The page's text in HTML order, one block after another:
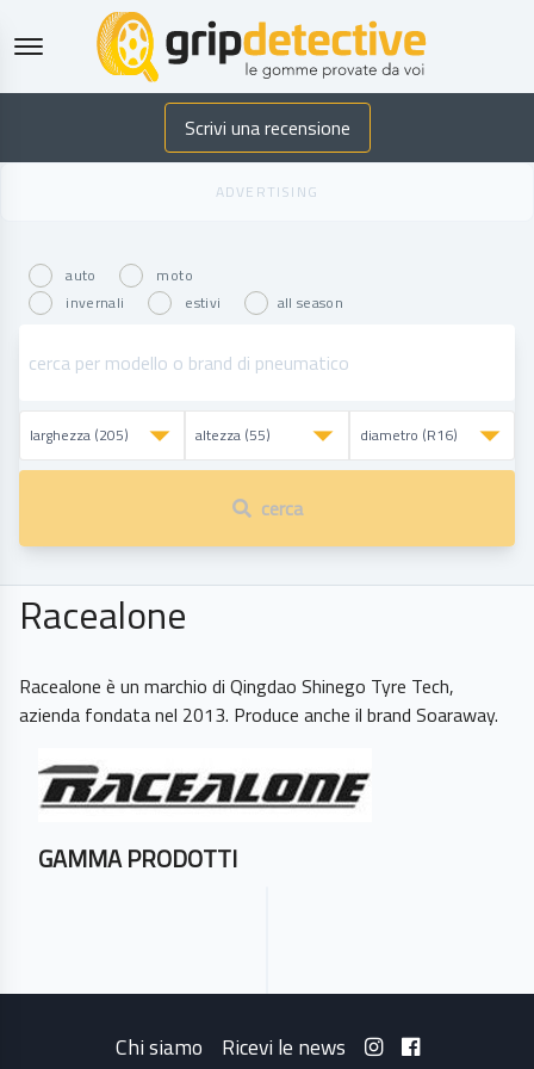
GripDetective
Scrivi una recensione
auto
moto
invernali
estivi all season
cerca
Racealone
Racealone è un marchio di Qingdao Shinego Tyre Tech,
GAMMA PRODOTTI
Chi siamo Ricevi le news